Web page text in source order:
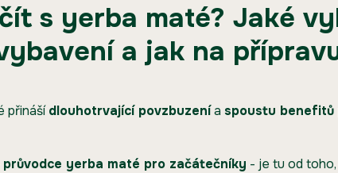
s yerba maté? Jaké
a jak na
přinášídlouhotrvající povzbuzenía spoustu benefitů
průvodce yerba maté pro začátečníky - je tu od